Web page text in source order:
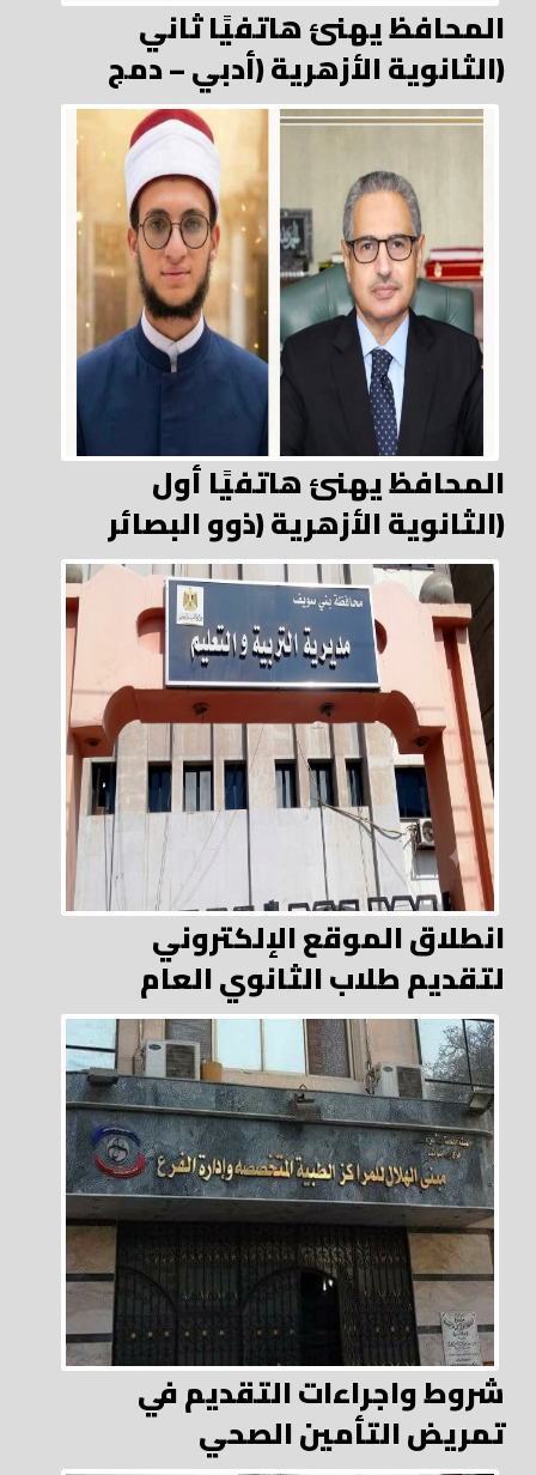
المحافظ يهنئ هاتفيًا ثاني
الثانوية الأزهرية (أدبي – دمج)
المحافظ يهنئ هاتفيًا أول
الثانوية الأزهرية (ذوو البصائر)
انطلاق الموقع الإلكتروني
لتقديم طلاب الثانوي العام
شروط واجراءات التقديم في
تمريض التأمين الصحي